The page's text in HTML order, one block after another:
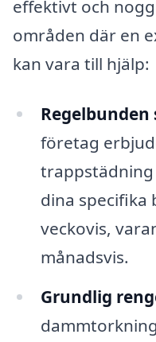
effektivt och
områden där en
kan vara till hjälp:
företag
trappstädning
dina specifika
veckovis,
månadsvis.
Grundlig